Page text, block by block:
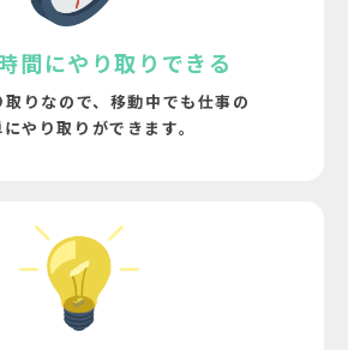
間にやり取りできる
りなので、移動中でも仕事の
やり取りができます。